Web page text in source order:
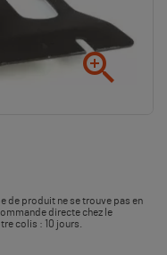

de produit ne se trouve pas en
directe chez le
colis : 10 jours.